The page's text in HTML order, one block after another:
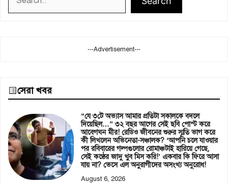
---Advertisement---
সেরা খবর
“যে ৩টে অভ্যাস আমার প্রতিটা সকালকে বদলে
দিয়েছিল…” ৩২ বছর আগের সেই ছবি পোস্ট করে
আবেগঘন মীর! রেডিও জীবনের শুরুর স্মৃতি ভাগ করে
কী লিখলেন অভিনেতা-সঞ্চালক? ‘আপনি চলে যাওয়ার
পর রবিবারের গল্পগুলোর রোমাঞ্চটাই হারিয়ে গেছে,
সেই কণ্ঠের জাদু খুব মিস করি!’ একবার কি ফিরে আসা
যায় না? ভেসে এল অনুরাগীদের অসংখ্য অনুরোধ!
August 6, 2026